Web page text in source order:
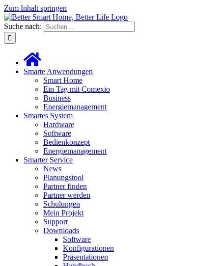
Zum Inhalt springen
Suche nach:
Smarte Anwendungen
Smart Home
Ein Tag mit Comexio
Business
Energiemanagement
Smartes System
Hardware
Software
Bedienkonzept
Energiemanagement
Smarter Service
News
Planungstool
Partner finden
Partner werden
Schulungen
Mein Projekt
Support
Downloads
Software
Konfigurationen
Präsentationen